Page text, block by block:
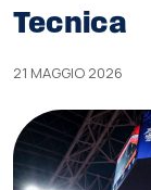
Tecnica
21 MAGGIO 2026